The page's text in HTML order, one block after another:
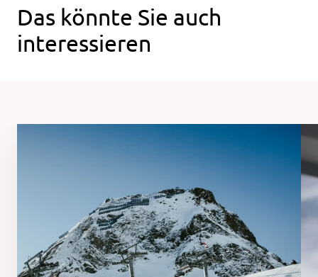
Das könnte Sie auch
interessieren